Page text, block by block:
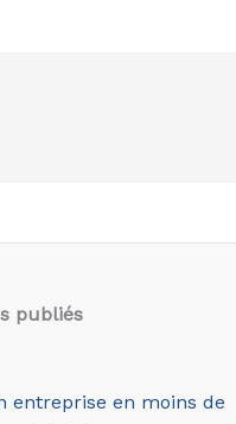
publiés
entreprise en moins de